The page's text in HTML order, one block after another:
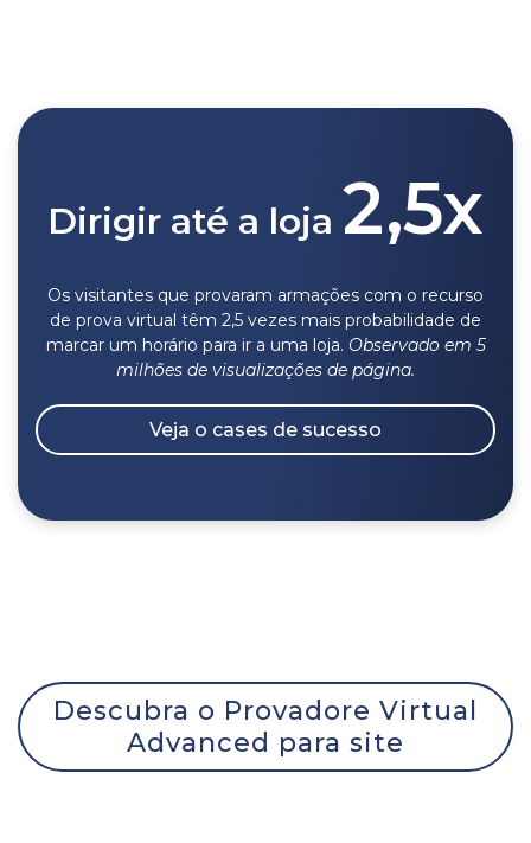
Dirigir até a loja 2,5x
Os visitantes que provaram armações com o recurso
de prova virtual têm 2,5 vezes mais probabilidade de
marcar um horário para ir a uma loja. Observado em 5
milhões de visualizações de página.
Veja o cases de sucesso
Descubra o Provadore Virtual
Advanced para site